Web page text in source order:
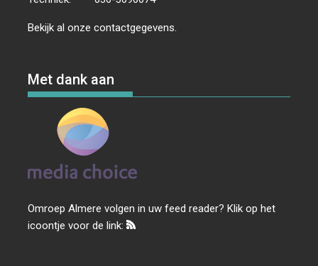
Bekijk al onzecontactgegevens
Met dank aan
Omroep Almere volgen in uw feed reader? Klik op het
icoontje voor de link: